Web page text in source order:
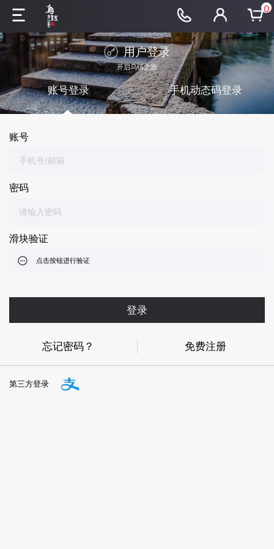
0
用户登录
开启乌镇之旅
账号登录 手机动态码登录
账号
密码
滑块验证
点击按钮进行验证
登录
忘记密码？ 免费注册
第三方登录